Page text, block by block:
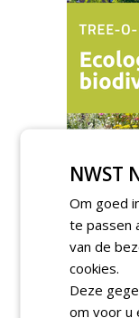
TENDERS
Gemeente
kap en
NWST
Om goed
te passen
van de
cookies.
Deze
om voor u